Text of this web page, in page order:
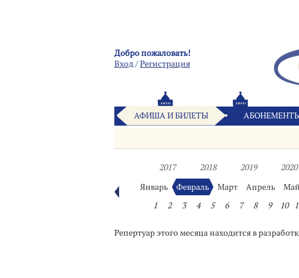
Добро пожаловать!
Вход/Pегистрация
АФИША И БИЛЕТЫ
2017 2018 2019 2020
Январь
Февраль Март Апрель Май
1
2 3 4 5 6 7 8 9 10
Репертуар этого месяца находится в